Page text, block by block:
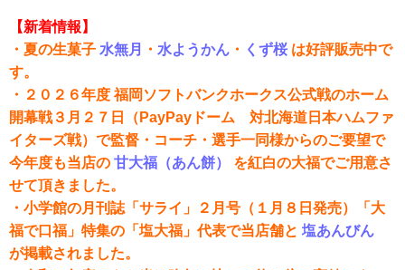
【新着情報】
・夏の生菓子 水無月 ・ 水ようかん ・ くず桜は好評販売中で
す。
・２０２６年度 福岡ソフトバンクホークス公式戦のホーム
開幕戦３月２７日（PayPayドーム 対北海道日本ハムファ
イターズ戦）で監督・コーチ・選手一同様からのご要望で
今年度も当店の 甘大福（あん餅）
を紅白の大福でご用意さ
せて頂きました。
・小学館の月刊誌「サライ」２月号（１月８日発売）「大
福で口福」特集の「塩大福」代表で当店舗と 塩あんびん
が掲載されました。